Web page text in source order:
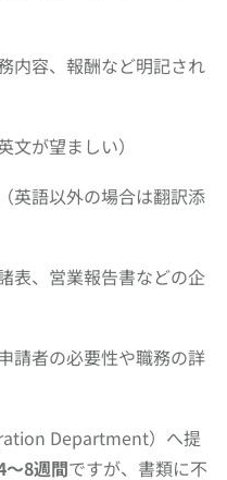
内容、報酬など明記され
文が望ましい）
英語以外の場合は翻訳添
表、営業報告書などの企
請者の必要性や職務の詳
Department）へ提
〜8週間ですが、書類に不